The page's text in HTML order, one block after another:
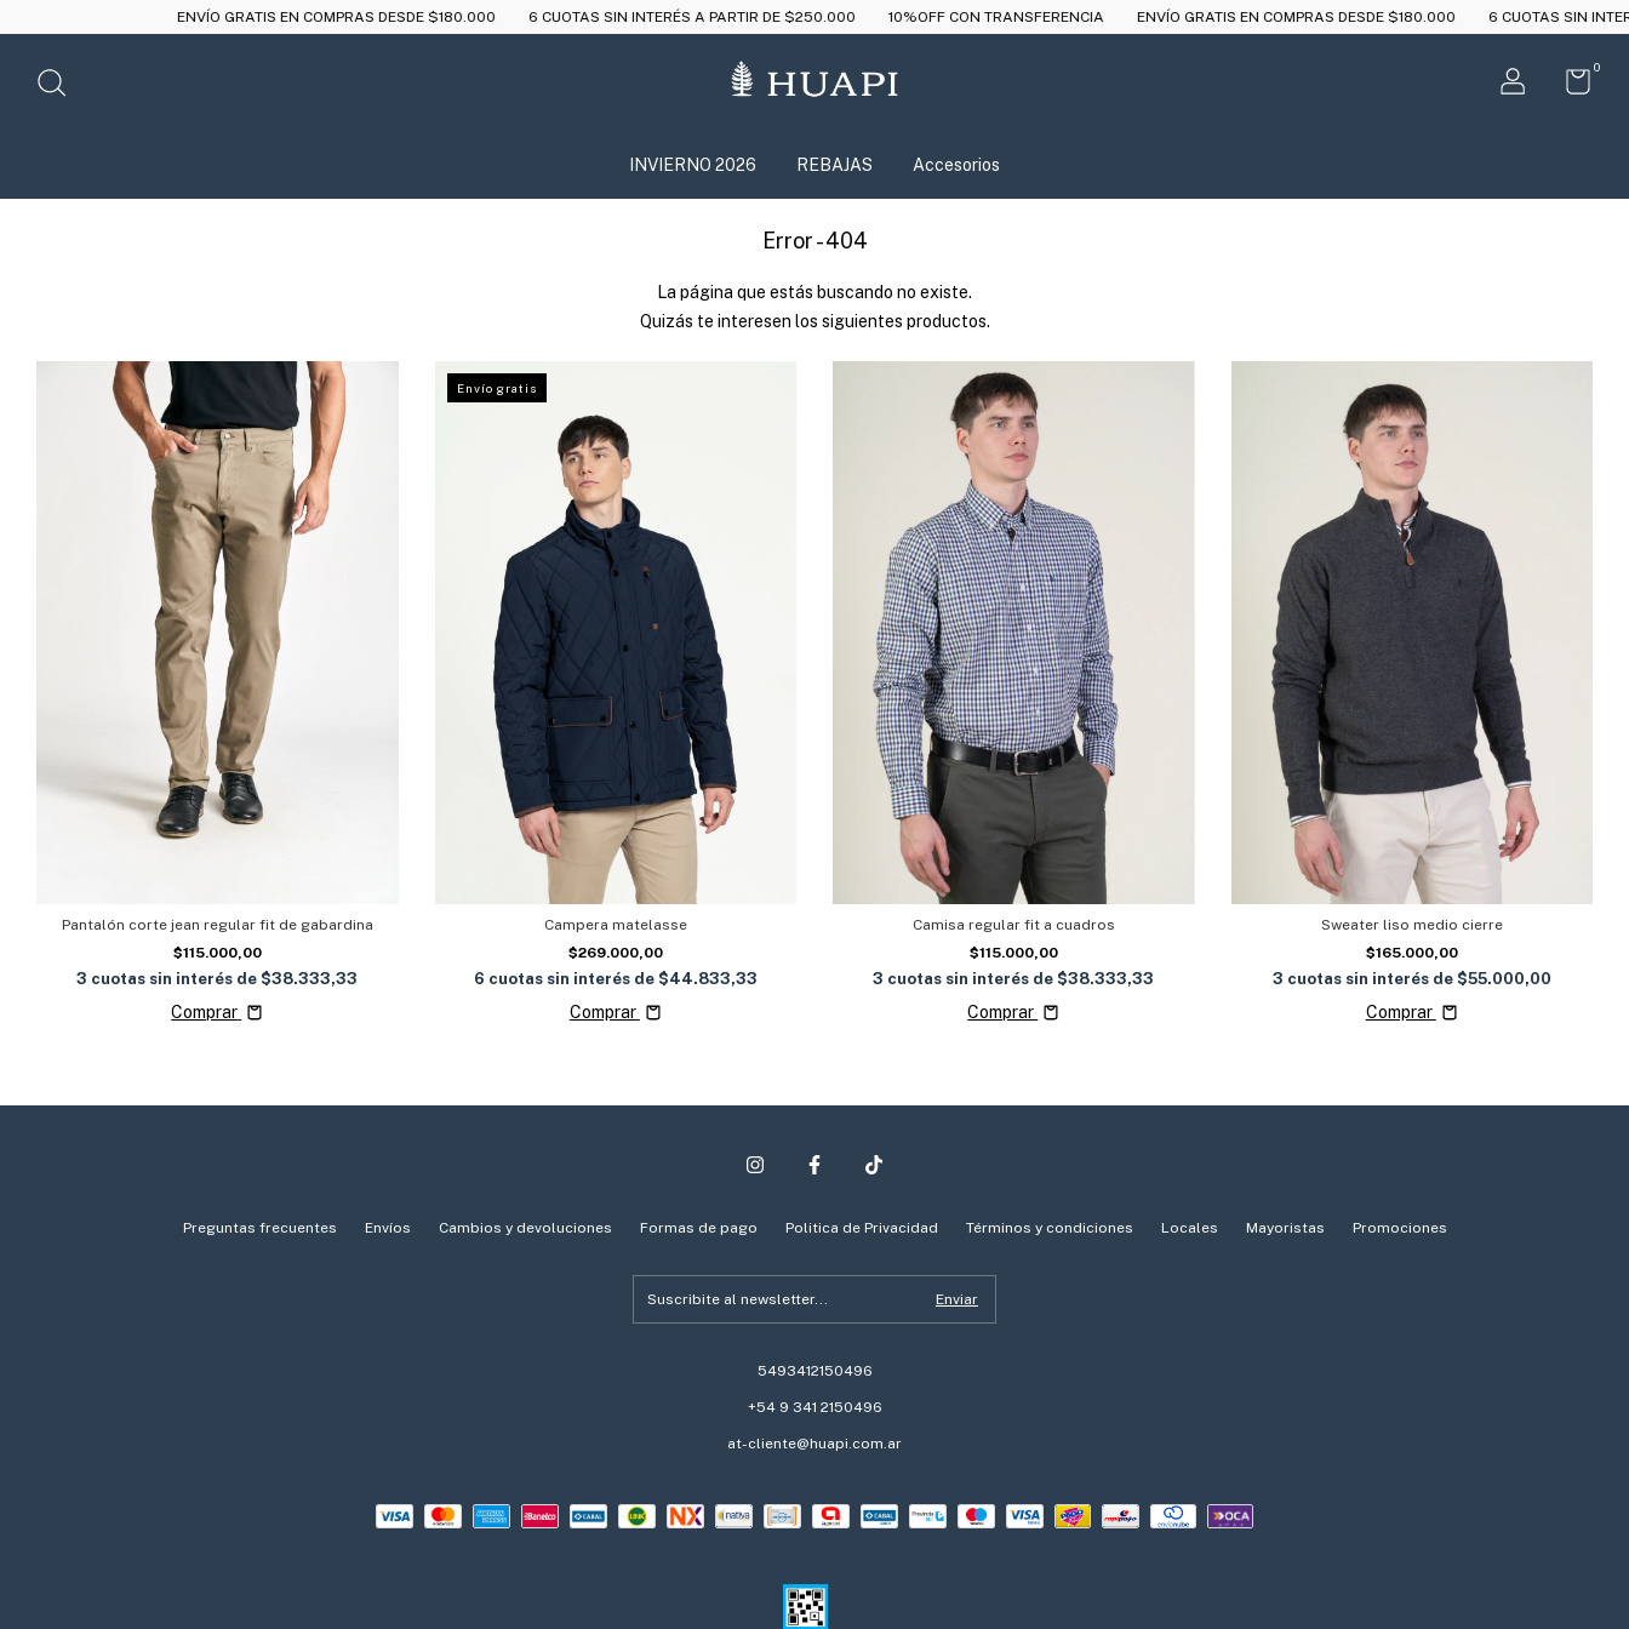
ENVÍO GRATIS EN COMPRAS DESDE $180.000 6 CUOTAS SIN INTERÉS A PARTIR DE $250.000 10%OFF CON TRANSFERENCIA ENVÍO GRATIS EN COMPRAS DESDE $180.000 6 CUOTAS SIN INTERÉS A PARTIR
0
INVIERNO 2026 REBAJAS Accesorios
Error - 404
La página que estás buscando no existe.
Quizás te interesen los siguientes productos.
Pantalón corte jean regular fit de gabardina
$115.000,00
3 cuotas sin interés de$38.333,33
Comprar
Envío gratis
Campera matelasse
$269.000,00
6 cuotas sin interés de $44.833,33
Comprar
Camisa regular fit a cuadros
$115.000,00
3 cuotas sin interés de$38.333,33
Comprar
Sweater liso medio cierre
$165.000,00
3 cuotas sin interés de $55.000,00
Comprar
Preguntas frecuentes Envíos Cambios y devoluciones Formas de pago Politica de Privacidad Términos y condiciones Locales Mayoristas Promociones
5493412150496
+54 9 341 2150496
at-cliente@huapi.com.ar